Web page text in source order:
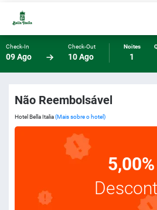
Check-In
09 Ago
Check-Out
10 Ago
Noites
1
Não Reembolsável
Hotel Bella Italia(Mais sobre o hotel)
5,00%